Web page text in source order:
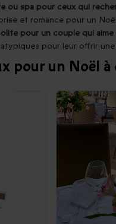
ou spa pour ceux qui
et romance pour un
pour un couple qui
pour leur offrir
pour un Noël